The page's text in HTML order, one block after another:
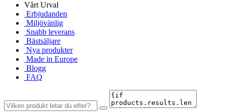
Vårt Urval
Erbjudanden
Miljövänlig
Snabb leverans
Bästsäljare
Nya produkter
Made in Europe
Blogg
FAQ